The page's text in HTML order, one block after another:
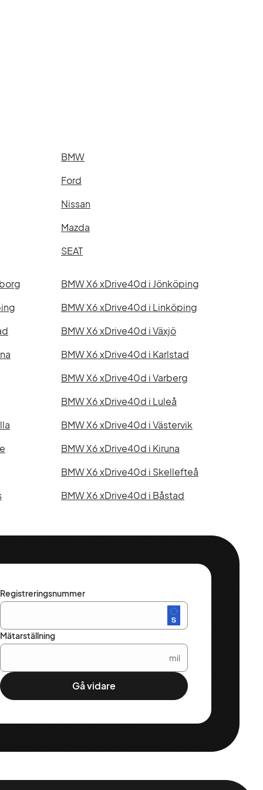
BMW
Ford
Nissan
Mazda
SEAT
BMW X6 xDrive40d i Jönköping
BMW X6 xDrive40d i Linköping
BMW X6 xDrive40d i Växjö
BMW X6 xDrive40d i Karlstad
BMW X6 xDrive40d i Varberg
BMW X6 xDrive40d i Luleå
BMW X6 xDrive40d i Västervik
BMW X6 xDrive40d i Kiruna
BMW X6 xDrive40d i Skellefteå
BMW X6 xDrive40d i Båstad
Registreringsnummer
Mätarställning
mil
Gå vidare